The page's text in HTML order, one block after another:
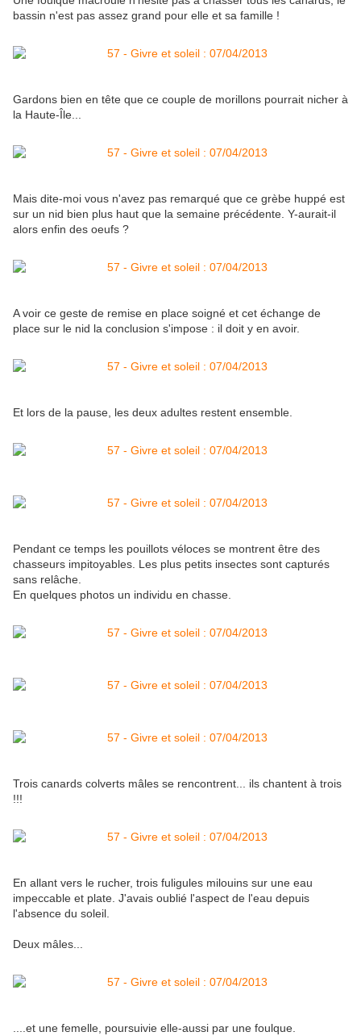
bassin n'est pas assez grand pour elle et sa famille !
Gardons bien en tête que ce couple de morillons pourrait nicher à
la Haute-Île...
Mais dite-moi vous n'avez pas remarqué que ce grèbe huppé est
sur un nid bien plus haut que la semaine précédente. Y-aurait-il
alors enfin des oeufs ?
A voir ce geste de remise en place soigné et cet échange de
place sur le nid la conclusion s'impose : il doit y en avoir.
Et lors de la pause, les deux adultes restent ensemble.
Pendant ce temps les pouillots véloces se montrent être des
chasseurs impitoyables. Les plus petits insectes sont capturés
sans relâche.
En quelques photos un individu en chasse.
Trois canards colverts mâles se rencontrent... ils chantent à trois
!!!
En allant vers le rucher, trois fuligules milouins sur une eau
impeccable et plate. J'avais oublié l'aspect de l'eau depuis
l'absence du soleil.
Deux mâles...
....et une femelle, poursuivie elle-aussi par une foulque.